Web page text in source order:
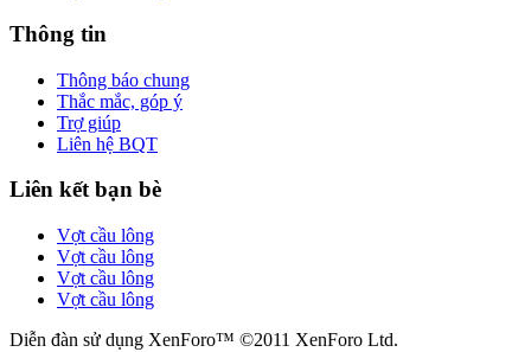
Thông tin
Thông báo chung
Thắc mắc, góp ý
Trợ giúp
Liên hệ BQT
Liên kết bạn bè
Vợt cầu lông
Vợt cầu lông
Vợt cầu lông
Vợt cầu lông
Diễn đàn sử dụng XenForo™ ©2011 XenForo Ltd.